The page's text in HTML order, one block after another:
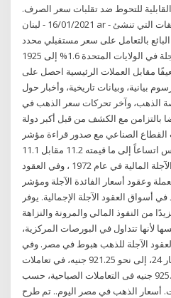
للتحوط ضد تقلبات سعر الصرف.
16/01/2021 - لبنان ar - العقود الآجلة هي نوع من المشتقات التي تنشئ
وارتفع سعر الذهب في العقود الآجلة في الولايات المتحدة 1.6% إلى 1925
مقابل العملات الرئيسية احصل على
بيانية، وبيانات تاريخية، وأخبار حول
الذهب، وآخر تحركات سعر الذهب في
بالتزامن مع الكشف من قبل أكبر دولة
القطاع الصناعي مع صدور قراءة مؤشر
فيلادلفيا الصناعي والتي قد تعكس اتساعاً إلى ما قيمته 11.2 مقابل 11.1
في كانون تم طرح العقود الآجلة المالية في عام 1972 ، وفي العقود
وعقود أسعار الفائدة الآجلة ومؤشر
أسواق العقود الآجلة الإجمالية. يوفر
من النفوذ المالي والمرونة والنزاهة
لأنها تتداول في البورصات المركزية،
الآجلة للذهب هبوط في مصر. وفي
مصر تراجع سعر جرام الذهب عيار 24، إلى نحو 921.25 جنيه، في تعاملات
مساء الأربعاء، مقابل نحو 925.75 جنيه فى التعاملات الصباحية، حسب
أسعار الذهب في مصر اليوم.. تم طرح